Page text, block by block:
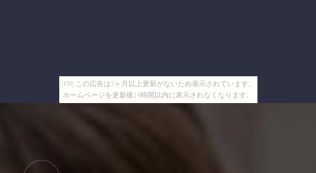
[PR] この広告は3ヶ月以上更新がないため表示されています。
ホームページを更新後24時間以内に表示されなくなります。